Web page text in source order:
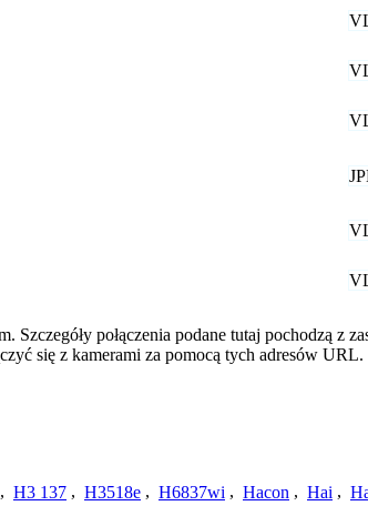
połączenia podane tutaj pochodzą z
się z kamerami za pomocą tych adresów URL.
, H3 137 , H3518e , H6837wi , Hacon , Hai ,